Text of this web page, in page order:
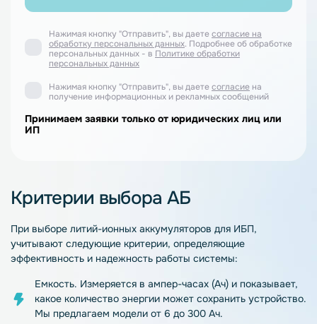
Нажимая кнопку "Отправить", вы даетесогласие на
обработку персональных данных. Подробнее об обработке
персональных данных - в Политике обработки
персональных данных
Нажимая кнопку "Отправить", вы даетесогласие на
получение информационных и рекламных сообщений
Принимаем заявки только от юридических лиц или
ИП
Критерии выбора АБ
При выборе литий-ионных аккумуляторов для ИБП,
учитывают следующие критерии, определяющие
эффективность и надежность работы системы:
Емкость. Измеряется в ампер-часах (Ач) и показывает,
какое количество энергии может сохранить устройство.
Мы предлагаем модели от 6 до 300 Ач.